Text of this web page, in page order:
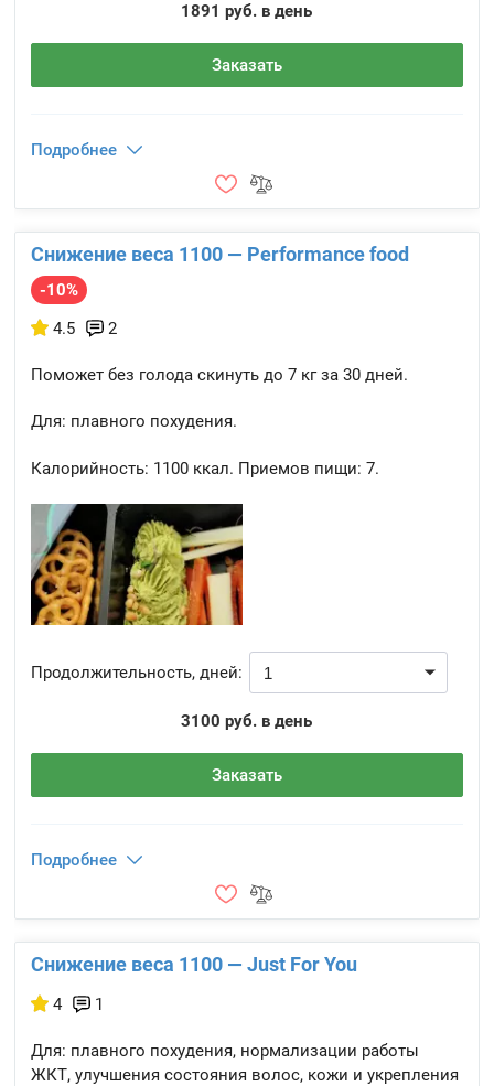
1891 руб. в день
Заказать
Подробнее
Снижение веса 1100 — Performance food
-10%
4.5
2
Поможет без голода скинуть до 7 кг за 30 дней.
Для: плавного похудения.
Калорийность: 1100 ккал. Приемов пищи: 7.
Продолжительность, дней:
3100 руб. в день
Заказать
Подробнее
Снижение веса 1100 — Just For You
4 1
Для: плавного похудения, нормализации работы
ЖКТ, улучшения состояния волос, кожи и укрепления